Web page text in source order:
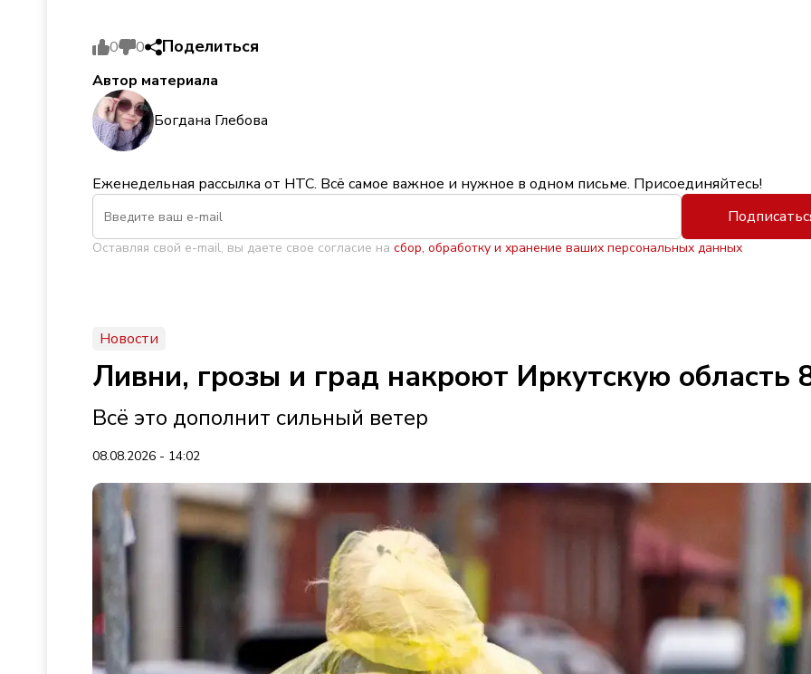
0 0 Поделиться
Автор материала
Богдана Глебова
Еженедельная рассылка от НТС. Всё самое важное и нужное в одном письме. Присоединяйтесь!
Оставляя свой e-mail, вы даете свое согласие на сбор, обработку и хранение ваших персональных данных
Новости
Ливни, грозы и град накроют Иркутскую область
Всё это дополнит сильный ветер
08.08.2026 - 14:02